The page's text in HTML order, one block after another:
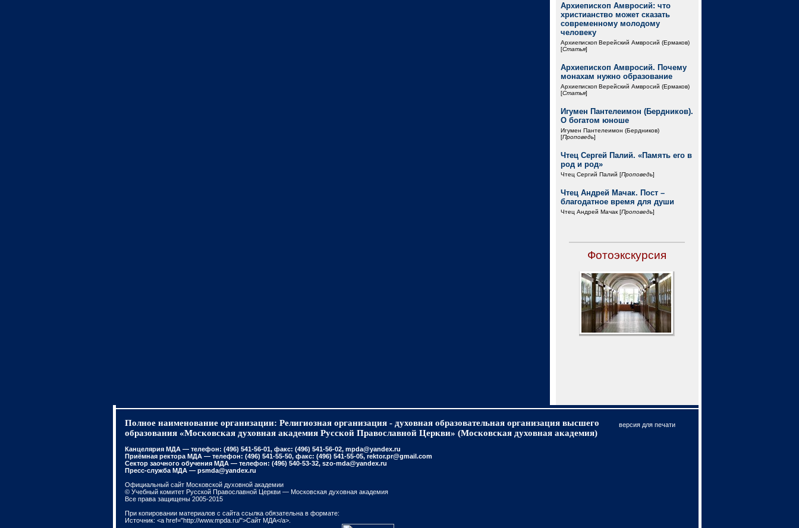
Архиепископ Амвросий: что
христианство может сказать
современному молодому
человеку
Архиепископ Верейский Амвросий (Ермаков)
[Статья]
Архиепископ Амвросий. Почему
монахам нужно образование
Архиепископ Верейский Амвросий (Ермаков)
[Статья]
Игумен Пантелеимон (Бердников).
О богатом юноше
Игумен Пантелеимон (Бердников)
[Проповедь]
Чтец Сергей Палий. «Память его в
род и род»
Чтец Сергий Палий [Проповедь]
Чтец Андрей Мачак. Пост –
благодатное время для души
Чтец Андрей Мачак [Проповедь]
Фотоэкскурсия
версия для печати
Полное наименование организации: Религиозная организация - духовная образовательная организация высшего
образования «Московская духовная академия Русской Православной Церкви» (Московская духовная академия)
Канцелярия МДА — телефон: (496) 541-56-01, факс: (496) 541-56-02, mpda@yandex.ru
Приёмная ректора МДА — телефон: (496) 541-55-50, факс: (496) 541-55-05, rektor.pr@gmail.com
Сектор заочного обучения МДА — телефон: (496) 540-53-32, szo-mda@yandex.ru
Пресс-служба МДА — psmda@yandex.ru
Официальный сайт Московской духовной академии
© Учебный комитет Русской Православной Церкви — Московская духовная академия
Все права защищены 2005-2015
При копировании материалов с сайта ссылка обязательна в формате:
Источник: <a href="http://www.mpda.ru/">Сайт МДА</a>.